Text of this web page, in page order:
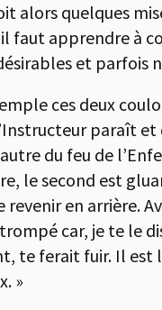
alors quelques
faut apprendre à
et parfois
ces deux
paraît
du feu de
le second est
en arrière.
car, je te le
te ferait fuir. Il est
»